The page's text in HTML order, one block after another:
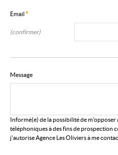
Email *
(confirmer)
Message
Informé(e) de la possibilité de
téléphoniques à des fins de prospection
j'autorise Agence Les Oliviers à me